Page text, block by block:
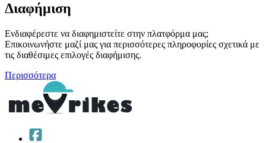
Διαφήμιση
Ενδιαφέρεστε να διαφημιστείτε στην πλατφόρμα μας;
Επικοινωνήστε μαζί μας για περισσότερες πληροφορίες σχετικά με
τις διαθέσιμες επιλογές διαφήμισης.
Περισσότερα